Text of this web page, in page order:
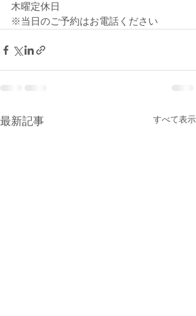
木曜定休日
※当日のご予約はお電話ください
最新記事 すべて表示